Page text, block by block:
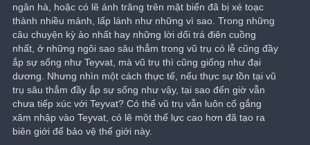
ngân hà, hoặc có lẽ ánh trăng trên mặt biển đã bị xé toạc
thành nhiều mảnh, lấp lánh như những vì sao. Trong những
câu chuyện kỳ ảo nhất hay những lời dối trá điên cuồng
nhất, ở những ngôi sao sâu thẳm trong vũ trụ có lễ cũng đầy
ắp sự sống như Teyvat, mà vũ trụ thì cũng giống như đại
dương. Nhưng nhìn một cách thực tế, nếu thực sự tồn tại vũ
trụ sâu thẳm đầy ắp sự sống như vậy, tại sao đến giờ vẫn
chưa tiếp xúc với Teyvat? Có thể vũ trụ vẫn luôn cố gắng
xâm nhập vào Teyvat, có lẽ một thế lực cao hơn đã tạo ra
biên giới để bảo vệ thế giới này.